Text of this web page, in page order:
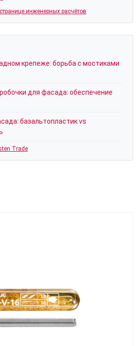
инженерных расчётов
крепеже: борьба с мостиками
для фасада: обеспечение
базальтопластик vs
Trade